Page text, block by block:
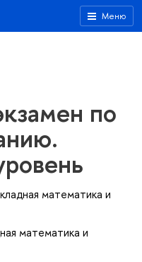
Меню
по
математика и
математика и